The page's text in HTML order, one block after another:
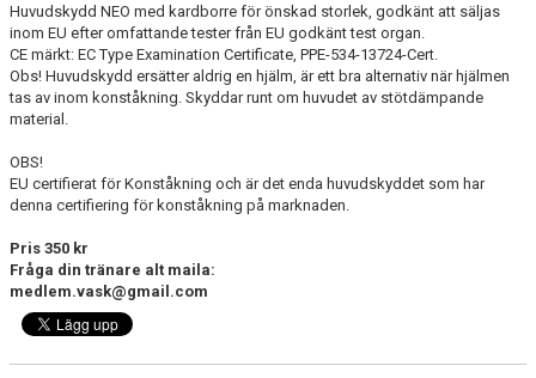
Huvudskydd NEO med kardborre för önskad storlek, godkänt att säljas
inom EU efter omfattande tester från EU godkänt test organ.
CE märkt: EC Type Examination Certificate, PPE-534-13724-Cert.
Obs! Huvudskydd ersätter aldrig en hjälm, är ett bra alternativ när hjälmen
tas av inom konståkning. Skyddar runt om huvudet av stötdämpande
material.
OBS!
EU certifierat för Konståkning och är det enda huvudskyddet som har
denna certifiering för konståkning på marknaden.
Pris 350 kr
Fråga din tränare alt maila:
medlem.vask@gmail.com